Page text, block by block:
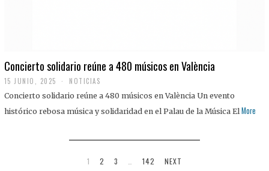
Concierto solidario reúne a 480 músicos en València
15 JUNIO, 2025 NOTICIAS
Concierto solidario reúne a 480 músicos en València Un evento
histórico rebosa música y solidaridad en el Palau de la Música El More
1 2 3 142 NEXT